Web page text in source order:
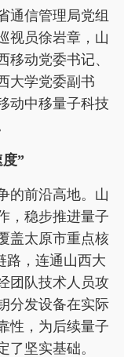
通信管理局党组
视员徐岩章，山
动党委书记、
大学党委副书
动中移量子科技
”
的前沿高地。山
，稳步推进量子
盖太原市重点核
路，连通山西大
团队技术人员攻
分发设备在实际
性，为后续量子
了坚实基础。